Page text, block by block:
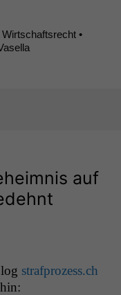
•
auf
strafprozess.ch